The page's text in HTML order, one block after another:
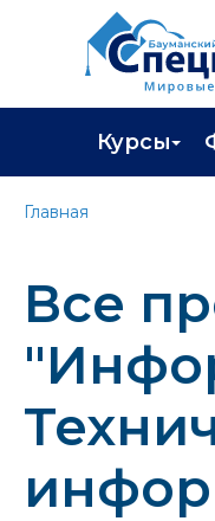
Курсы
Программа
Подарить
Главная
Все